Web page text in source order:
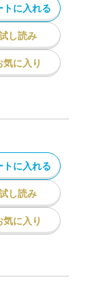
トに入れる
し読み
気に入り
トに入れる
し読み
気に入り